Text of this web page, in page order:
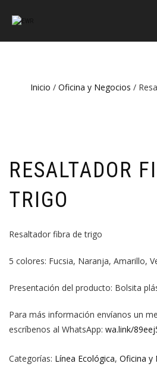
Inicio / Oficina y Negocios /
RESALTADOR
TRIGO
Resaltador fibra de trigo
5 colores: Fucsia, Naranja, Amarillo,
Presentación del producto: Bolsita
Para más información envíanos un
escríbenos al WhatsApp: wa.link/
Categorías: Línea Ecológica, Oficina y